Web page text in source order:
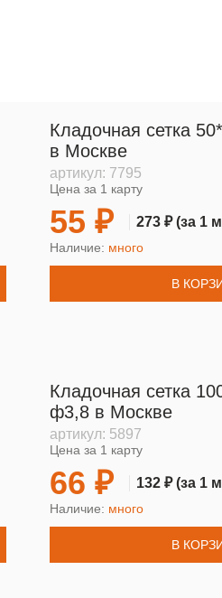
Кладочная сетка
в Москве
артикул: 7795
Цена за 1 карту
55 ₽ 273 ₽(за 1
Наличие: много
В
Кладочная сетка
ф3,8 в Москве
артикул: 5897
Цена за 1 карту
66 ₽ 132 ₽(за 1
Наличие: много
В